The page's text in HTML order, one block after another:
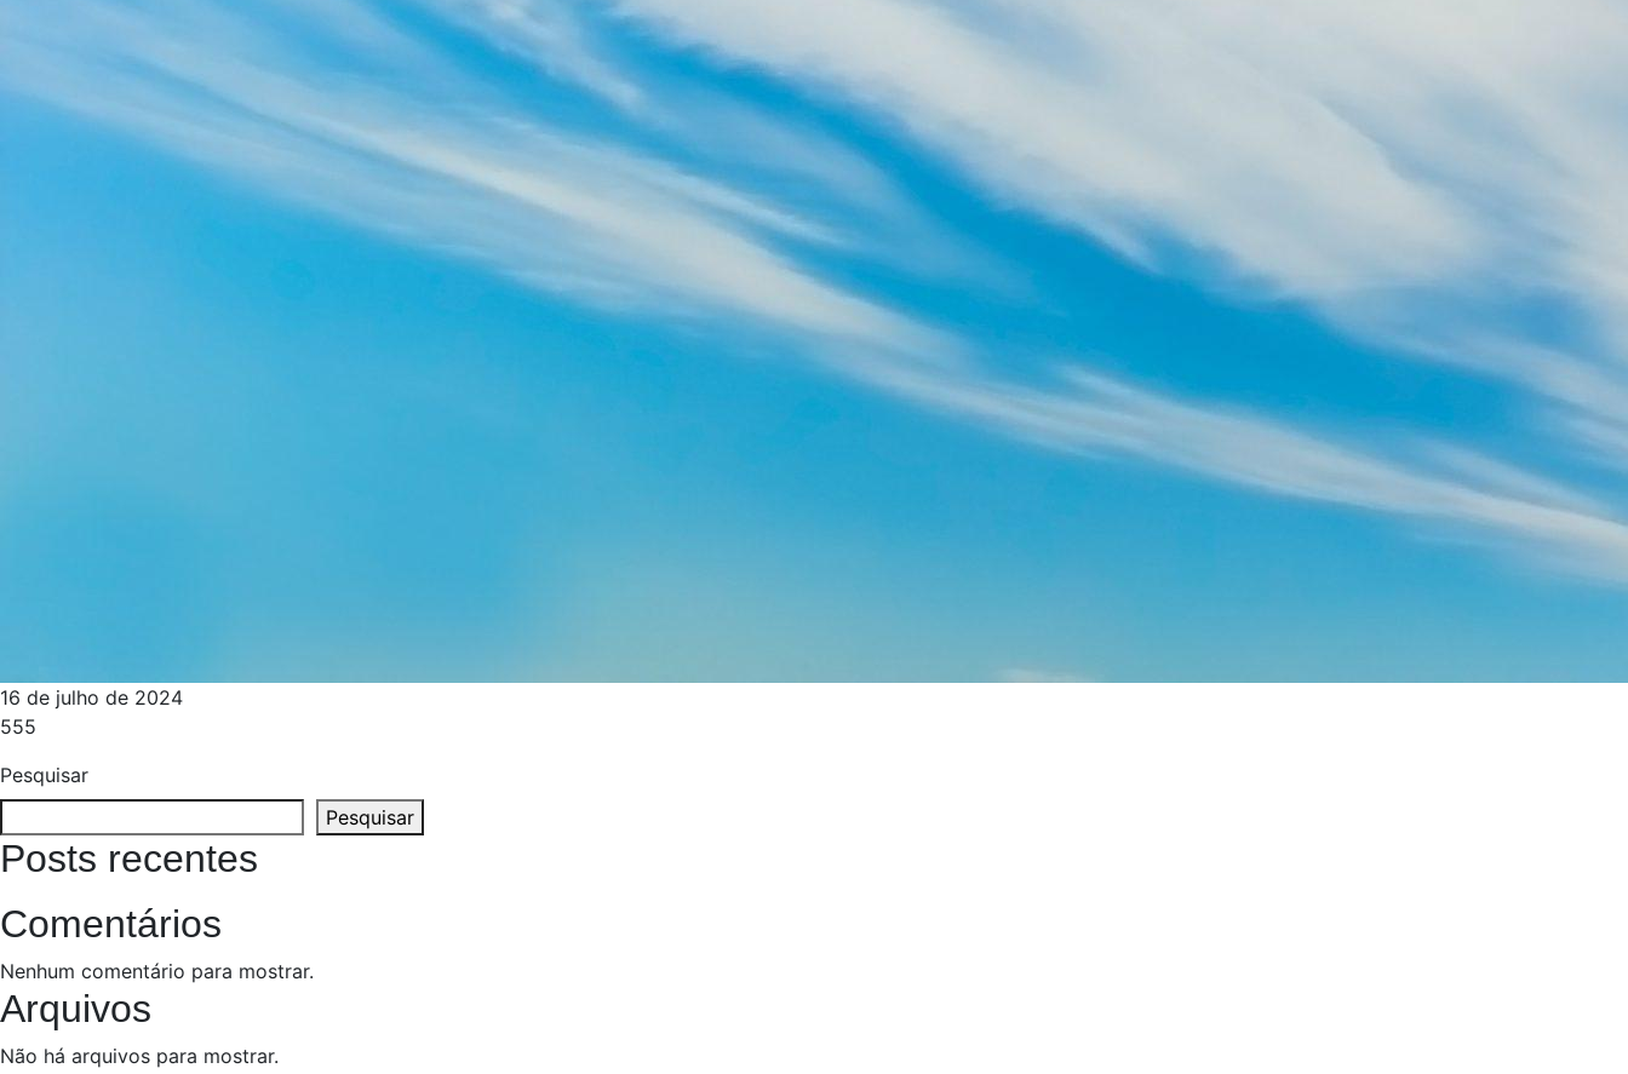
16 de julho de 2024
555
Pesquisar
Pesquisar
Posts recentes
Comentários
Nenhum comentário para mostrar.
Arquivos
Não há arquivos para mostrar.